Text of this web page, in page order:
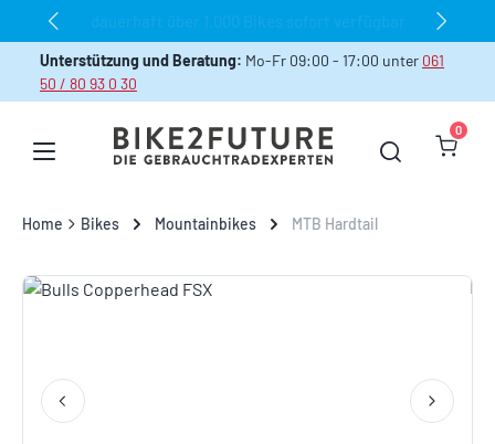
Zum Hauptinhalt springen
Unterstützung und Beratung: Mo-Fr 09:00 - 17:00 unter 061
50 / 80 93 0 30
0
Home Bikes Mountainbikes MTB Hardtail
Bildergalerie überspringen